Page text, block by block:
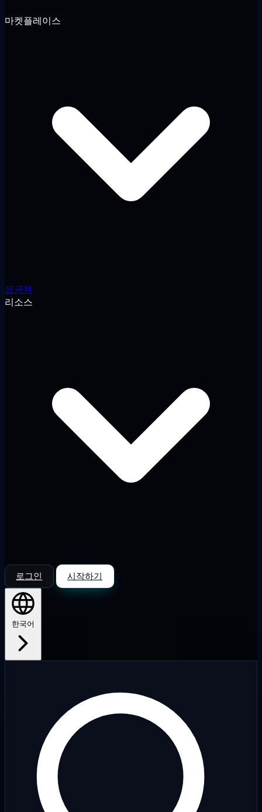
마켓플레이스
요금제
리소스
로그인 시작하기
한국어